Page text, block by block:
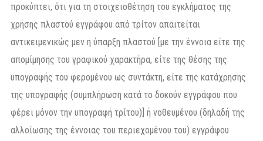
προκύπτει, ότι για τη στοιχειοθέτηση του εγκλήματος της
χρήσης πλαστού εγγράφου από τρίτον απαιτείται
αντικειμενικώς μεν η ύπαρξη πλαστού [με την έννοια είτε της
απομίμησης του γραφικού χαρακτήρα, είτε της θέσης της
υπογραφής του φερομένου ως συντάκτη, είτε της κατάχρησης
της υπογραφής (συμπλήρωση κατά το δοκούν εγγράφου που
φέρει μόνον την υπογραφή τρίτου)] ή νοθευμένου (δηλαδή της
αλλοίωσης της έννοιας του περιεχομένου του) εγγράφου